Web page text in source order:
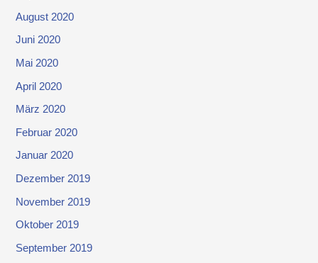
August 2020
Juni 2020
Mai 2020
April 2020
März 2020
Februar 2020
Januar 2020
Dezember 2019
November 2019
Oktober 2019
September 2019